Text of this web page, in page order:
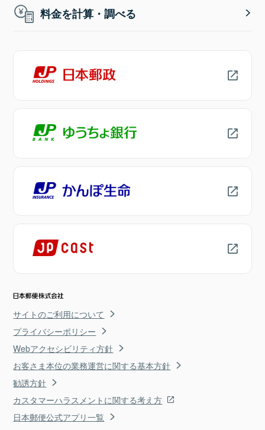
料金を計算・調べる
サイトのご利用について
プライバシーポリシー
Webアクセシビリティ方針
お客さま本位の業務運営に関する基本方針
勧誘方針
カスタマーハラスメントに関する考え方
日本郵便公式アプリ一覧